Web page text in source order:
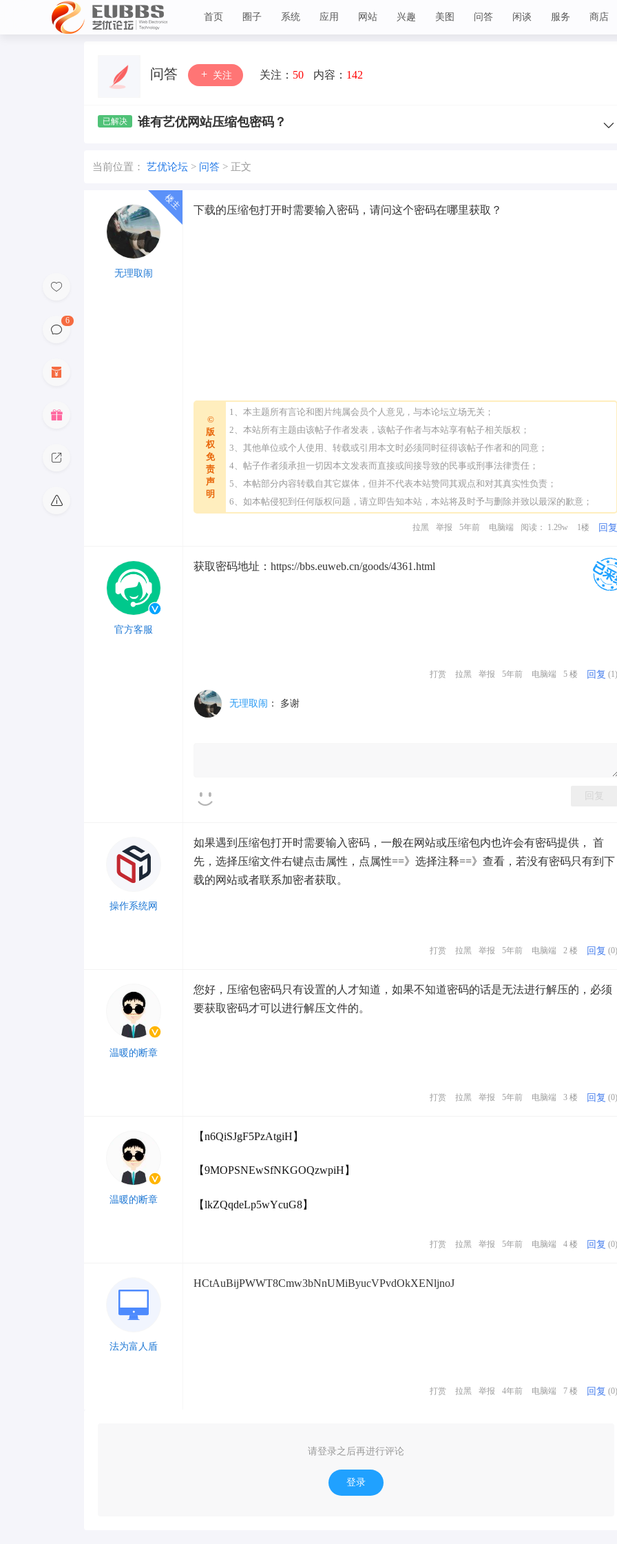
首页 圈子 系统 应用 网站 兴趣 美图 问答 闲谈 服务 商店
问答 关注 关注： 50 内容： 142
谁有艺优网站压缩包密码？
当前位置： 艺优论坛 > 问答 > 正文
6
无理取闹
下载的压缩包打开时需要输入密码，请问这个密码在哪里获取？
©
版
权
免
责
声
明
1、本主题所有言论和图片纯属会员个人意见，与本论坛立场无关；
2、本站所有主题由该帖子作者发表，该帖子作者与本站享有帖子相关版权；
3、其他单位或个人使用、转载或引用本文时必须同时征得该帖子作者和的同意；
4、帖子作者须承担一切因本文发表而直接或间接导致的民事或刑事法律责任；
5、本帖部分内容转载自其它媒体，但并不代表本站赞同其观点和对其真实性负责；
6、如本帖侵犯到任何版权问题，请立即告知本站，本站将及时予与删除并致以最深的歉意；
拉黑 举报 5年前 电脑端 阅读： 1.29w 1楼 回复
官方客服
获取密码地址：https://bbs.euweb.cn/goods/4361.html
打赏 拉黑 举报 5年前 电脑端 5 楼 回复 (1)
无理取闹 ： 多谢
回复
操作系统网
如果遇到压缩包打开时需要输入密码，一般在网站或压缩包内也许会有密码提供， 首
先，选择压缩文件右键点击属性，点属性==》选择注释==》查看，若没有密码只有到下
载的网站或者联系加密者获取。
打赏 拉黑 举报 5年前 电脑端 2 楼 回复 (0)
温暖的断章
您好，压缩包密码只有设置的人才知道，如果不知道密码的话是无法进行解压的，必须
要获取密码才可以进行解压文件的。
打赏 拉黑 举报 5年前 电脑端 3 楼 回复 (0)
温暖的断章
【n6QiSJgF5PzAtgiH】
【9MOPSNEwSfNKGOQzwpiH】
【lkZQqdeLp5wYcuG8】
打赏 拉黑 举报 5年前 电脑端 4 楼 回复 (0)
法为富人盾
HCtAuBijPWWT8Cmw3bNnUMiByucVPvdOkXENljnoJ
打赏 拉黑 举报 4年前 电脑端 7 楼 回复 (0)
请登录之后再进行评论
登录